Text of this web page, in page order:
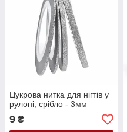
Цукрова нитка для нігтів у
рулоні, срібло - 3мм
9 ₴